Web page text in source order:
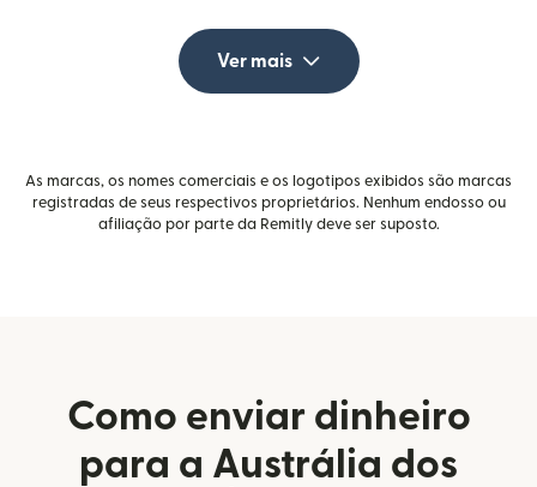
Ver mais
As marcas, os nomes comerciais e os logotipos exibidos são marcas
registradas de seus respectivos proprietários. Nenhum endosso ou
afiliação por parte da Remitly deve ser suposto.
Como enviar dinheiro
para a Austrália dos